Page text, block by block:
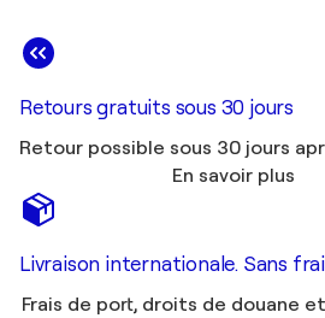
Retours gratuits sous 30 jours
Retour possible sous 30 jours
En savoir plus
Livraison internationale. Sans
Frais de port, droits de douane